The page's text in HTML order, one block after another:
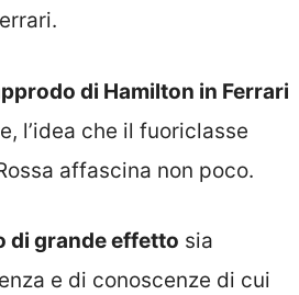
di Hamilton in Ferrari
l’idea che il fuoriclasse
affascina non poco.
di grande effetto sia
e di conoscenze di cui